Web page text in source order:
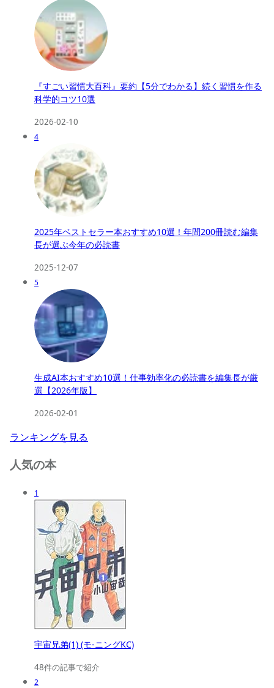
『すごい習慣大百科』要約【5分でわかる】続く習慣を作る
科学的コツ10選
2026-02-10
4
2025年ベストセラー本おすすめ10選！年間200冊読む編集
長が選ぶ今年の必読書
2025-12-07
5
生成AI本おすすめ10選！仕事効率化の必読書を編集長が厳
選【2026年版】
2026-02-01
ランキングを見る
人気の本
1
宇宙兄弟(1) (モ-ニングKC)
48件の記事で紹介
2